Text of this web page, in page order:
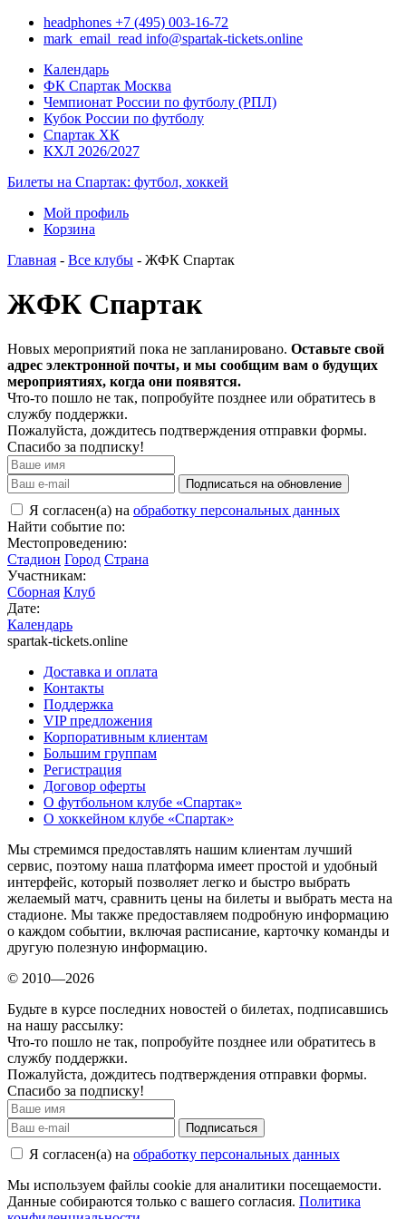
headphones +7 (495) 003-16-72
mark_email_read info@spartak-tickets.online
Календарь
ФК Спартак Москва
Чемпионат России по футболу (РПЛ)
Кубок России по футболу
Спартак ХК
КХЛ 2026/2027
Билеты на Спартак: футбол, хоккей
Мой профиль
Корзина
Главная - Все клубы - ЖФК Спартак
ЖФК Спартак
Новых мероприятий пока не запланировано. Оставьте свой
адрес электронной почты, и мы сообщим вам о будущих
мероприятиях, когда они появятся.
Что-то пошло не так, попробуйте позднее или обратитесь в
службу поддержки.
Пожалуйста, дождитесь подтверждения отправки формы.
Спасибо за подписку!
Подписаться на обновление
Я согласен(а) на обработку персональных данных
Найти событие по:
Местопроведению:
Стадион Город Страна
Участникам:
Сборная Клуб
Дате:
Календарь
spartak-tickets.online
Доставка и оплата
Контакты
Поддержка
VIP предложения
Корпоративным клиентам
Большим группам
Регистрация
Договор оферты
О футбольном клубе «Спартак»
О хоккейном клубе «Спартак»
Мы стремимся предоставлять нашим клиентам лучший
сервис, поэтому наша платформа имеет простой и удобный
интерфейс, который позволяет легко и быстро выбрать
желаемый матч, сравнить цены на билеты и выбрать места на
стадионе. Мы также предоставляем подробную информацию
о каждом событии, включая расписание, карточку команды и
другую полезную информацию.
© 2010—2026
Будьте в курсе последних новостей о билетах, подписавшись
на нашу рассылку:
Что-то пошло не так, попробуйте позднее или обратитесь в
службу поддержки.
Пожалуйста, дождитесь подтверждения отправки формы.
Спасибо за подписку!
Подписаться
Я согласен(а) на обработку персональных данных
Мы используем файлы cookie для аналитики посещаемости.
Данные собираются только с вашего согласия. Политика